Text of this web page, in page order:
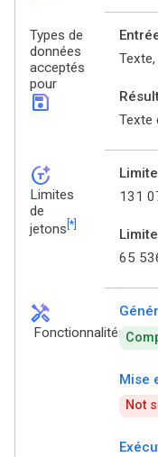
Types de
données
acceptés
pour
save
Texte
token_auto
Limites
de
jetons [*]
131
65
handyman
Fonctionnalités
Mise
Not